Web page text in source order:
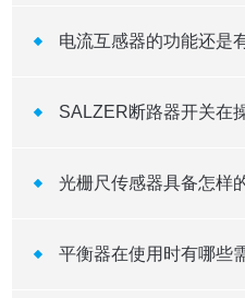
电流互感器的功能还是
SALZER断路器开关在
光栅尺传感器具备怎样
平衡器在使用时有哪些